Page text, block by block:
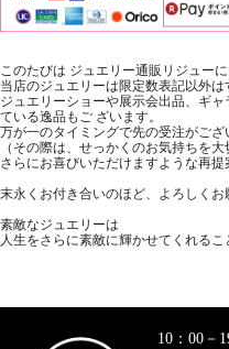
このたびは ジュエリー通販リジュー
当店のジュエリーは限定数表記以外は
ジュエリーショーや展示会出品、ギ
ている逸品もご ざいます。
万が一のタイミングで先の受注がござ
（その際は、せっかくのお気持ちを大
さらにお喜びいただけますような再
末永くお付き合いのほど、よろしくお
素敵なジュエリーは
人生をさらに素敵に輝かせてくれるこ
10：00－